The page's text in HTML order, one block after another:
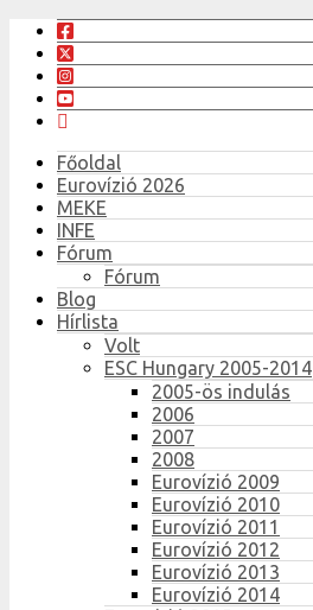
Főoldal
Eurovízió 2026
MEKE
INFE
Fórum
Fórum
Blog
Hírlista
Volt
ESC Hungary 2005-2014
2005-ös indulás
2006
2007
2008
Eurovízió 2009
Eurovízió 2010
Eurovízió 2011
Eurovízió 2012
Eurovízió 2013
Eurovízió 2014